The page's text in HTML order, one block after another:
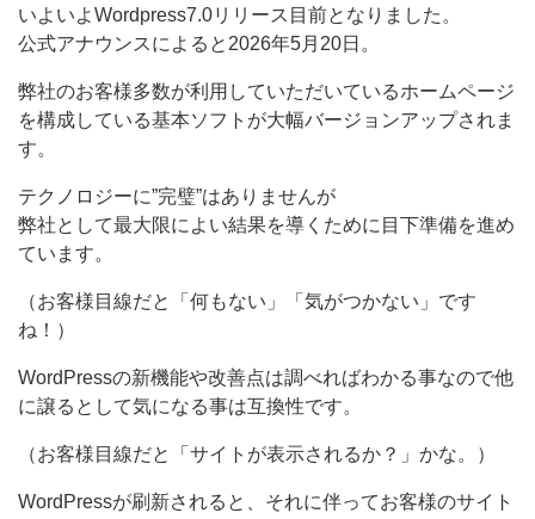
いよいよWordpress7.0リリース目前となりました。
公式アナウンスによると2026年5月20日。
弊社のお客様多数が利用していただいているホームページ
を構成している基本ソフトが大幅バージョンアップされま
す。
テクノロジーに”完璧”はありませんが
弊社として最大限によい結果を導くために目下準備を進め
ています。
（お客様目線だと「何もない」「気がつかない」です
ね！）
WordPressの新機能や改善点は調べればわかる事なので他
に譲るとして気になる事は互換性です。
（お客様目線だと「サイトが表示されるか？」かな。）
WordPressが刷新されると、それに伴ってお客様のサイト